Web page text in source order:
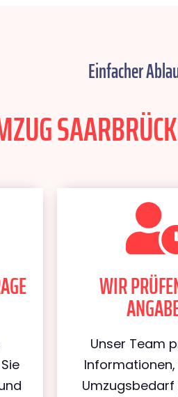
Einfacher
WIR
Unser Team
Informationen,
Umzugsbedarf